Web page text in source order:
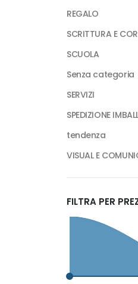
REGALO
SCRITTURA E
SCUOLA
Senza categoria
SERVIZI
SPEDIZIONE
tendenza
VISUAL E
FILTRA PER